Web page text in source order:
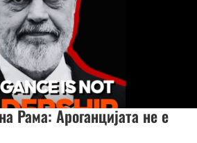
Рама: Ароганцијата не е